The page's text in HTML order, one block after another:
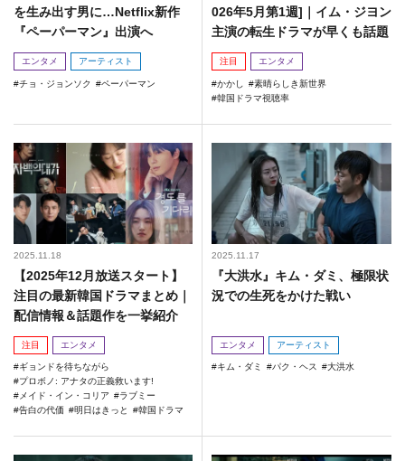
を生み出す男に…Netflix新作
『ペーパーマン』出演へ
エンタメ アーティスト
チョ・ジョンソク ペーパーマン
026年5月第1週]｜イム・ジヨン
主演の転生ドラマが早くも話題
注目 エンタメ
かかし
素晴らしき新世界
韓国ドラマ視聴率
2025.11.18
【2025年12月放送スタート】
注目の最新韓国ドラマまとめ｜
配信情報＆話題作を一挙紹介
注目 エンタメ
ギョンドを待ちながら
プロボノ: アナタの正義救います!
メイド・イン・コリア
ラブミー
告白の代価
明日はきっと 韓国ドラマ
2025.11.17
『大洪水』キム・ダミ、極限状
況での生死をかけた戦い
エンタメ アーティスト
キム・ダミ パク・ヘス 大洪水